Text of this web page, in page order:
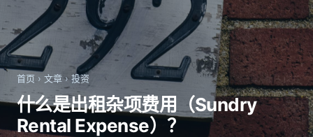
首页 › 文章›投资
什么是出租杂项费用（Sundry
Rental Expense）？